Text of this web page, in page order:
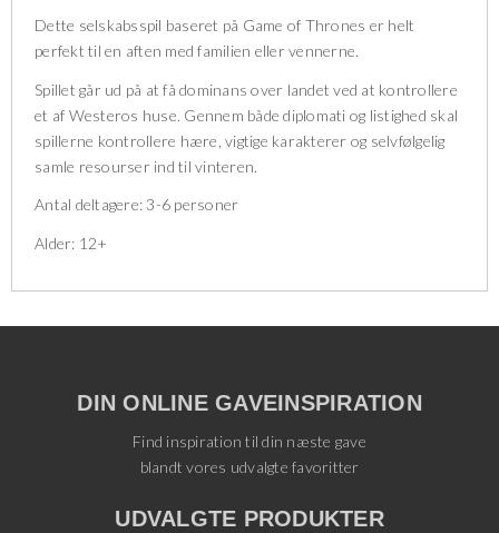
Dette selskabsspil baseret på Game of Thrones er helt
perfekt til en aften med familien eller vennerne.
Spillet går ud på at få dominans over landet ved at kontrollere
et af Westeros huse. Gennem både diplomati og listighed skal
spillerne kontrollere hære, vigtige karakterer og selvfølgelig
samle resourser ind til vinteren.
Antal deltagere: 3-6 personer
Alder: 12+
DIN ONLINE GAVEINSPIRATION
Find inspiration til din næste gave
blandt vores udvalgte favoritter
UDVALGTE PRODUKTER